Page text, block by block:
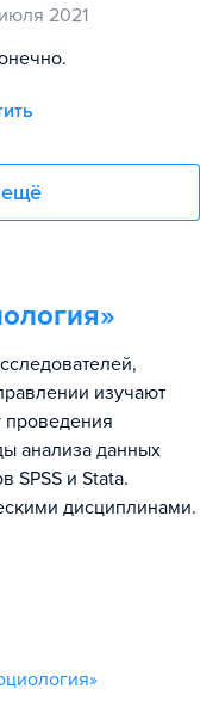
2021
ещё
»
изучают
проведения
анализа данных
SPSS и Stata.
дисциплинами.